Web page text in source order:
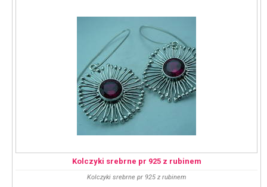
Kolczyki srebrne pr 925 z rubinem
Kolczyki srebrne pr 925 z rubinem